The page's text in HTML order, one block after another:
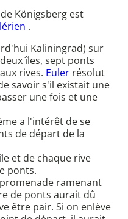
Königsberg est
.
Kaliningrad) sur
îles, sept ponts
rives. Euler résolut
savoir s'il existait une
une fois et une
a l'intérêt de se
de départ de la
et de chaque rive
ponts.
ramenant
de ponts aurait dû
être pair. Si on enlève